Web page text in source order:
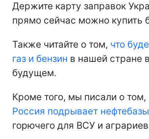
Держите карту заправок
прямо сейчас можно купить
Также читайте о том, что
газ и бензин в нашей стране
будущем.
Кроме того, мы писали о том,
Россия подрывает нефтебазы
горючего для ВСУ и